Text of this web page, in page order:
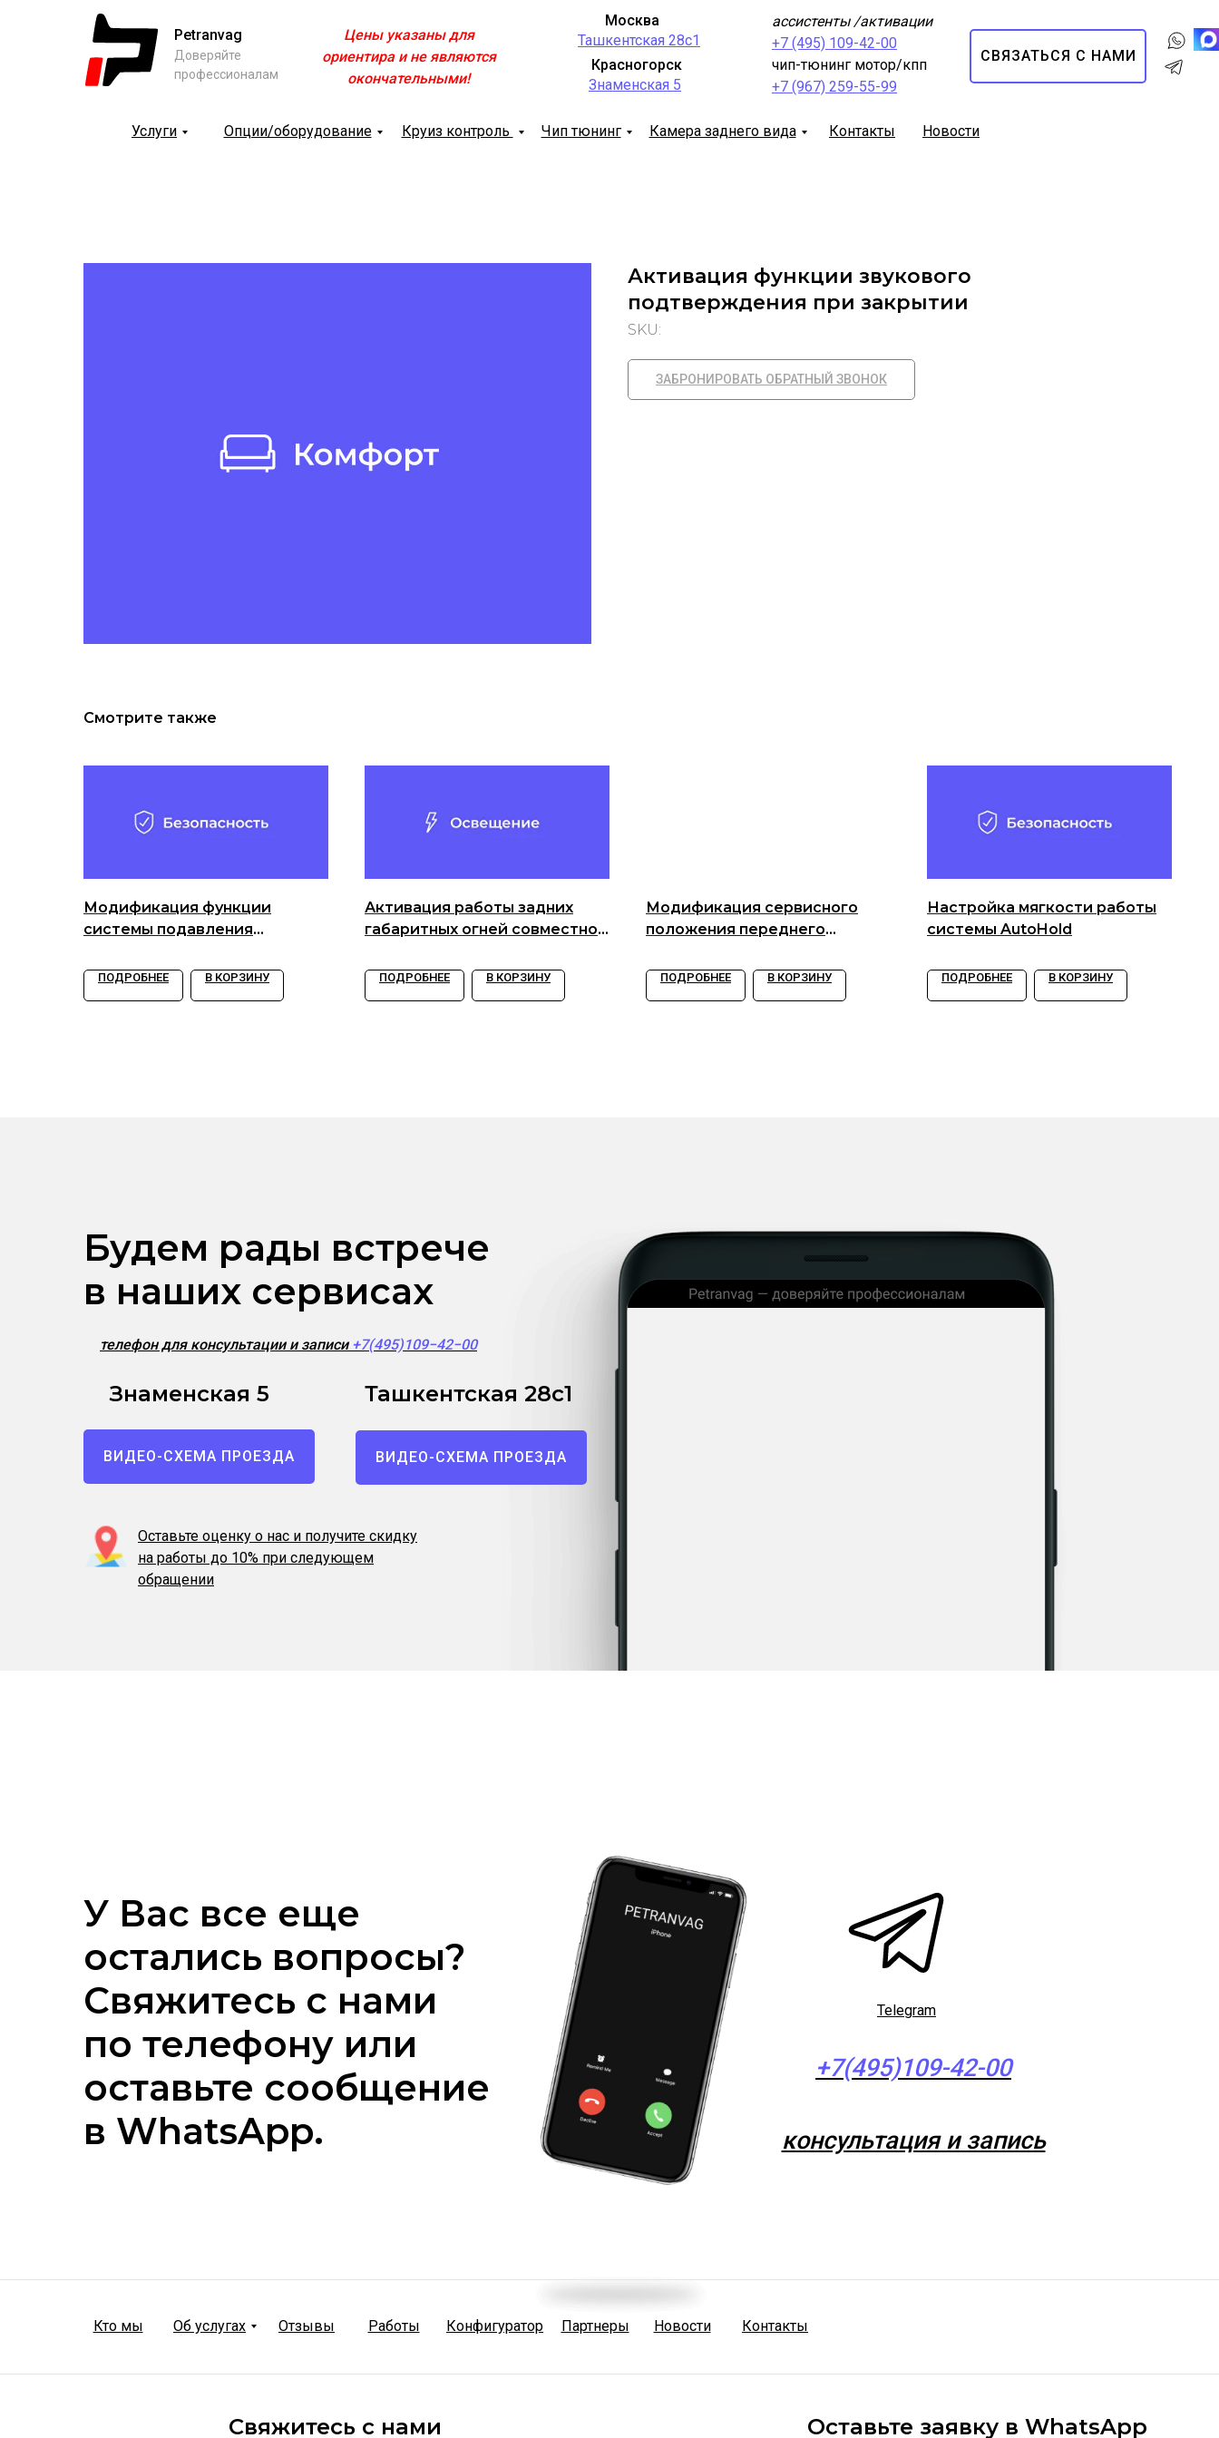
Ташкентская 28с1
Знаменская 5
ассистенты /активации
+7 (495) 109-42-00
чип-тюнинг мотор/кпп
+7 (967) 259-55-99
Москва
Красногорск
Petranvag
Доверяйте
профессионалам
СВЯЗАТЬСЯ С НАМИ
Цены указаны для
ориентира и не являются
окончательными!
Опции/оборудование Круиз контроль Чип тюнинг Камера заднего вида Контакты
Услуги Новости
Активация функции звукового
подтверждения при закрытии
SKU:
ЗАБРОНИРОВАТЬ ОБРАТНЫЙ ЗВОНОК
Смотрите также
Модификация функции
системы подавления
ПОДРОБНЕЕ В КОРЗИНУ
Активация работы задних
габаритных огней совместно
ПОДРОБНЕЕ В КОРЗИНУ
Модификация сервисного
положения переднего
ПОДРОБНЕЕ В КОРЗИНУ
Настройка мягкости работы
системы AutoHold
ПОДРОБНЕЕ В КОРЗИНУ
Будем рады встрече
в наших сервисах
телефон для консультации и записи +7(495)109−42−00
Знаменская 5
ВИДЕО-СХЕМА ПРОЕЗДА
Ташкентская 28с1
ВИДЕО-СХЕМА ПРОЕЗДА
Оставьте оценку о нас и получите скидку
на работы до 10% при следующем
обращении
У Вас все еще
остались вопросы?
Свяжитесь с нами
по телефону или
оставьте сообщение
в WhatsApp.
Кто мы Конфигуратор
Отзывы
Telegram
Об услугах
+7(495)109-42-00
консультация и запись
Работы Партнеры Новости Контакты
Оставьте заявку в WhatsApp
Свяжитесь с нами